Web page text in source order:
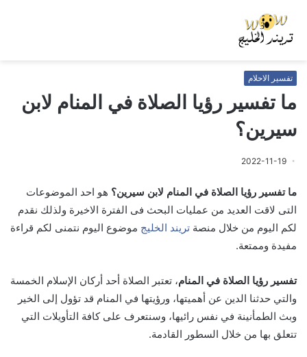
تفسير الاحلام
ما تفسير رؤيا الصلاة في المنام لابن
سيرين؟
2022-11-19
ما تفسير رؤيا الصلاة في المنام لابن سيرين؟ هو احد الموضوعات
التى لاقت العديد من عمليات البحث فى الفترة الاخيرة ولذلك نقدم
لكم اليوم من خلال منصة تريند الخليج موضوع اليوم نتمنى لكم قراءة
مفيدة وممتعة.
تفسير رؤيا الصلاة في المنام، تعتبر الصلاة أحد أركان الإسلام الخمسة
والتي حدثنا الدين عن أهميتها، ورؤيتها في المنام قد تؤول إلى الخير
وبث الطمأنينة في نفس رائيها، وسنتعرف على كافة التأويلات التي
تتعلق بها من خلال السطور القادمة.